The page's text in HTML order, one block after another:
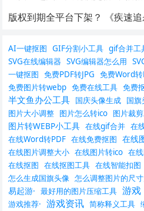
版权到期全平台下架？ 《疾速
AI一键抠图 GIF分割小工具 gif合并工
SVG在线编辑器 SVG编辑器怎么用
一键抠图 免费PDF转JPG 免费Word转
免费图片转webp 免费在线工具 免费
半文鱼办公工具 国庆头像生成 国旗
图片大小调整 图片怎么转ico 图片裁
图片转WEBP小工具 在线gif合并 在
在线Word转PDF 在线免费抠图 在线
在线图片调整大小 在线图片转ico 在
在线抠图 在线抠图工具 在线智能扣图
怎么生成国旗头像 怎么调整图片的尺
易起游· 最好用的图片压缩工具 游戏
游戏推荐· 游戏资讯 简称释义工具